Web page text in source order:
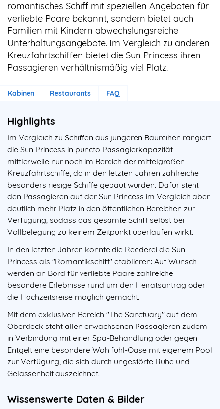
romantisches Schiff mit speziellen Angeboten für
verliebte Paare bekannt, sondern bietet auch
Familien mit Kindern abwechslungsreiche
Unterhaltungsangebote. Im Vergleich zu anderen
Kreuzfahrtschiffen bietet die Sun Princess ihren
Passagieren verhältnismäßig viel Platz.
Kabinen Restaurants FAQ
Highlights
Im Vergleich zu Schiffen aus jüngeren Baureihen rangiert
die Sun Princess in puncto Passagierkapazität
mittlerweile nur noch im Bereich der mittelgroßen
Kreuzfahrtschiffe, da in den letzten Jahren zahlreiche
besonders riesige Schiffe gebaut wurden. Dafür steht
den Passagieren auf der Sun Princess im Vergleich aber
deutlich mehr Platz in den öffentlichen Bereichen zur
Verfügung, sodass das gesamte Schiff selbst bei
Vollbelegung zu keinem Zeitpunkt überlaufen wirkt.
In den letzten Jahren konnte die Reederei die Sun
Princess als "Romantikschiff" etablieren: Auf Wunsch
werden an Bord für verliebte Paare zahlreiche
besondere Erlebnisse rund um den Heiratsantrag oder
die Hochzeitsreise möglich gemacht.
Mit dem exklusiven Bereich "The Sanctuary" auf dem
Oberdeck steht allen erwachsenen Passagieren zudem
in Verbindung mit einer Spa-Behandlung oder gegen
Entgelt eine besondere Wohlfühl-Oase mit eigenem Pool
zur Verfügung, die sich durch ungestörte Ruhe und
Gelassenheit auszeichnet.
Wissenswerte Daten & Bilder